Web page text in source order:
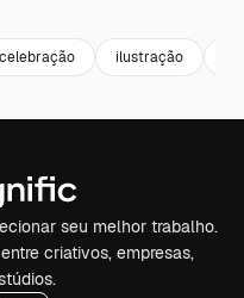
celebração ilustração
seu melhor trabalho.
criativos, empresas,